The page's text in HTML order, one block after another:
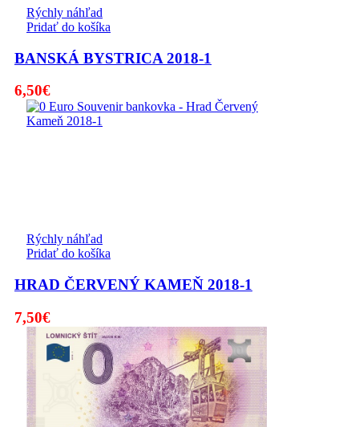
Rýchly náhľad
Pridať do košíka
BANSKÁ BYSTRICA 2018-1
6,50€
Rýchly náhľad
Pridať do košíka
HRAD ČERVENÝ KAMEŇ 2018-1
7,50€